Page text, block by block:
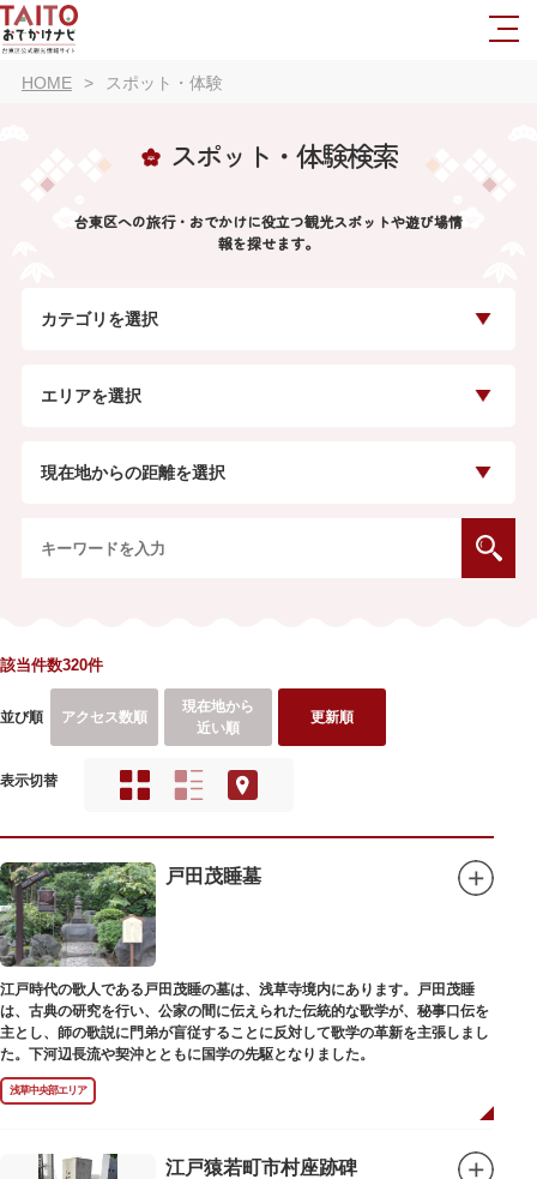
HOME スポット・体験
スポット・体験検索
台東区への旅行・おでかけに役立つ観光スポットや遊び場情
報を探せます。
カテゴリを選択
エリアを選択
現在地からの距離を選択
該当件数320件
並び順 アクセス数順
現在地から
近い順
更新順
表示切替
戸田茂睡墓
江戸時代の歌人である戸田茂睡の墓は、浅草寺境内にあります。戸田茂睡
は、古典の研究を行い、公家の間に伝えられた伝統的な歌学が、秘事口伝を
主とし、師の歌説に門弟が盲従することに反対して歌学の革新を主張しまし
た。下河辺長流や契沖とともに国学の先駆となりました。
浅草中央部エリア
江戸猿若町市村座跡碑